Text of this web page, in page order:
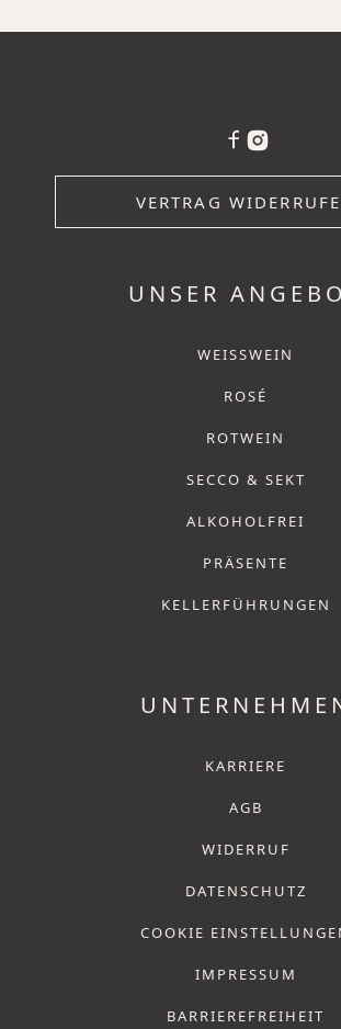
VERTRAG
UNSER
WEISSWEIN
ROSÉ
ROTWEIN
SECCO & SEKT
ALKOHOLFREI
PRÄSENTE
KELLERFÜHRUNGEN
KARRIERE
AGB
WIDERRUF
DATENSCHUTZ
COOKIE
IMPRESSUM
BARRIEREFREIHEIT